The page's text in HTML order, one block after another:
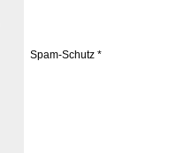
Spam-Schutz *